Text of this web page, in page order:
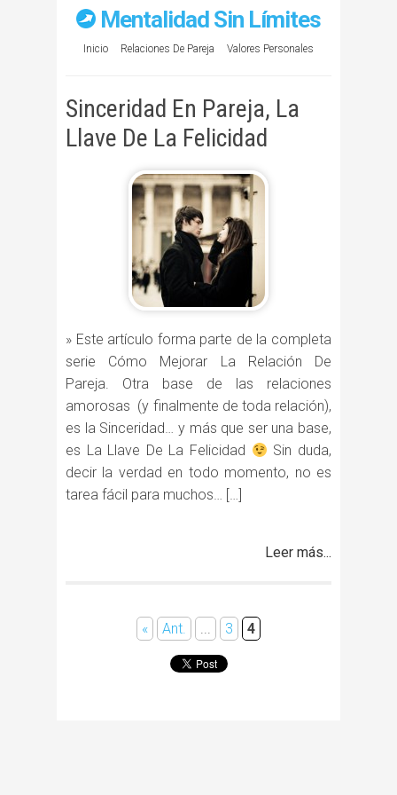
Mentalidad Sin Límites
Inicio Relaciones De Pareja Valores Personales
Sinceridad En Pareja, La
Llave De La Felicidad
» Este artículo forma parte de la completa
serie Cómo Mejorar La Relación De
Pareja. Otra base de las relaciones
amorosas (y finalmente de toda relación),
es la Sinceridad… y más que ser una base,
es La Llave De La Felicidad
Sin duda,
decir la verdad en todo momento, no es
tarea fácil para muchos… […]
Leer más...
« Ant. ... 3 4